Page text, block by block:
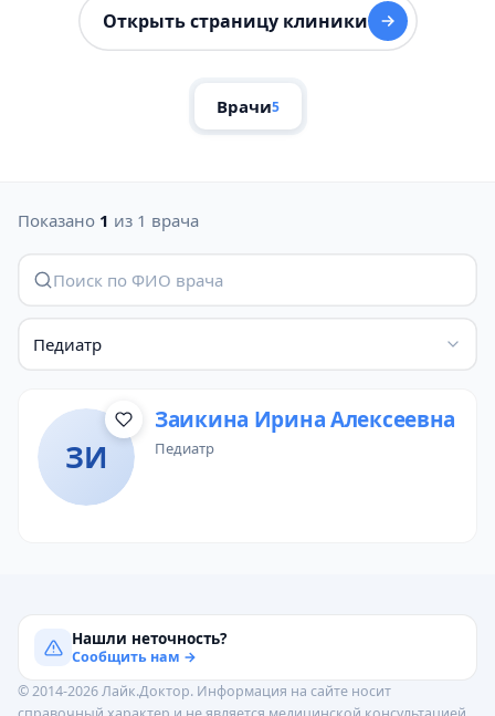
Открыть страницу клиники
Врачи5
Показано 1 из 1 врача
Педиатр
ЗИ
Заикина Ирина Алексеевна
педиатр
Нашли неточность?
Сообщить нам →
© 2014-2026 Лайк.Доктор. Информация на сайте носит